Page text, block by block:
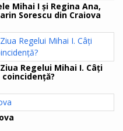
Mihai I și Regina Ana,
Sorescu din Craiova
Regelui Mihai I. Câți